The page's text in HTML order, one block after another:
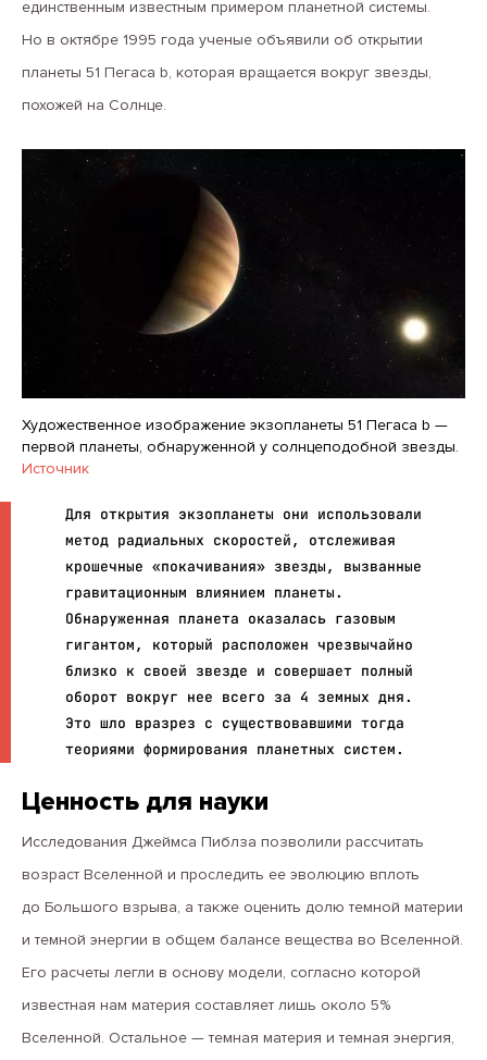
единственным известным примером планетной системы.
Но в октябре 1995 года ученые объявили об открытии
планеты 51 Пегаса b, которая вращается вокруг звезды,
похожей на Солнце.
Художественное изображение экзопланеты 51 Пегаса b —
первой планеты, обнаруженной у солнцеподобной звезды.
Источник
Для открытия экзопланеты они использовали
метод радиальных скоростей, отслеживая
крошечные «покачивания» звезды, вызванные
гравитационным влиянием планеты.
Обнаруженная планета оказалась газовым
гигантом, который расположен чрезвычайно
близко к своей звезде и совершает полный
оборот вокруг нее всего за 4 земных дня.
Это шло вразрез с существовавшими тогда
теориями формирования планетных систем.
Ценность для науки
Исследования Джеймса Пиблза позволили рассчитать
возраст Вселенной и проследить ее эволюцию вплоть
до Большого взрыва, а также оценить долю темной материи
и темной энергии в общем балансе вещества во Вселенной.
Его расчеты легли в основу модели, согласно которой
известная нам материя составляет лишь около 5%
Вселенной. Остальное — темная материя и темная энергия,